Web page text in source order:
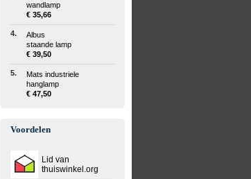
wandlamp
€ 35,66
4.
Albus
staande lamp
€ 39,50
5.
Mats industriele
hanglamp
€ 47,50
Voordelen
Lid van
thuiswinkel.org